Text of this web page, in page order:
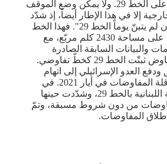
والسنوات الماضية على الخط 29. ولا يمكن وضع الموقف
إلا في هذا الإطار أيضاً، إذ شدّد
الوزير على أنّ "لبنان لم يتبنّ يوماً الخط 29". فهذا الخط
يضمن حصول لبنان على مساحة 2430 كلم مربّع، مع
والبيانات السابقة الصادرة
بخصوص الوفد المفاوض ثبتّت الخط 29 كخطّ تفاوضي.
العدو الإسرائيلي إلى اتهام
لبنان من خلاله بعرقلة المفاوضات في أيار 2021. في
حين تمسّكت الدولة اللبنانية بالخط 29، وشدّدت حينها
من دون شروط مسبقة، وتمّ
المفاوضات.